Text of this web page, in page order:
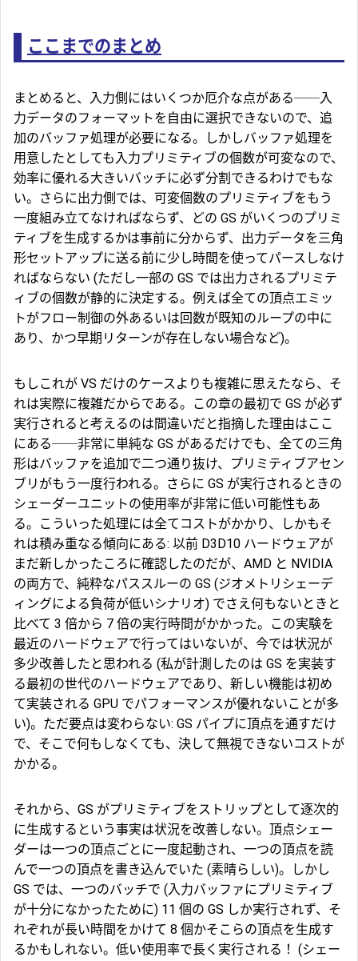
ここまでのまとめ
まとめると、入力側にはいくつか厄介な点がある──入
力データのフォーマットを自由に選択できないので、追
加のバッファ処理が必要になる。しかしバッファ処理を
用意したとしても入力プリミティブの個数が可変なので、
効率に優れる大きいバッチに必ず分割できるわけでもな
い。さらに出力側では、可変個数のプリミティブをもう
一度組み立てなければならず、どの GS がいくつのプリミ
ティブを生成するかは事前に分からず、出力データを三角
形セットアップに送る前に少し時間を使ってパースしなけ
ればならない (ただし一部の GS では出力されるプリミテ
ィブの個数が静的に決定する。例えば全ての頂点エミッ
トがフロー制御の外あるいは回数が既知のループの中に
あり、かつ早期リターンが存在しない場合など)。
もしこれが VS だけのケースよりも複雑に思えたなら、そ
れは実際に複雑だからである。この章の最初で GS が必ず
実行されると考えるのは間違いだと指摘した理由はここ
にある──非常に単純な GS があるだけでも、全ての三角
形はバッファを追加で二つ通り抜け、プリミティブアセン
ブリがもう一度行われる。さらに GS が実行されるときの
シェーダーユニットの使用率が非常に低い可能性もあ
る。こういった処理には全てコストがかかり、しかもそ
れは積み重なる傾向にある: 以前 D3D10 ハードウェアが
まだ新しかったころに確認したのだが、AMD と NVIDIA
の両方で、純粋なパススルーの GS (ジオメトリシェーデ
ィングによる負荷が低いシナリオ) でさえ何もないときと
比べて 3 倍から 7 倍の実行時間がかかった。この実験を
最近のハードウェアで行ってはいないが、今では状況が
多少改善したと思われる (私が計測したのは GS を実装す
る最初の世代のハードウェアであり、新しい機能は初め
て実装される GPU でパフォーマンスが優れないことが多
い)。ただ要点は変わらない: GS パイプに頂点を通すだけ
で、そこで何もしなくても、決して無視できないコストが
かかる。
それから、GS がプリミティブをストリップとして逐次的
に生成するという事実は状況を改善しない。頂点シェー
ダーは一つの頂点ごとに一度起動され、一つの頂点を読
んで一つの頂点を書き込んでいた (素晴らしい)。しかし
GS では、一つのバッチで (入力バッファにプリミティブ
が十分になかったために) 11 個の GS しか実行されず、そ
れぞれが長い時間をかけて 8 個かそこらの頂点を生成す
るかもしれない。低い使用率で長く実行される！ (シェー